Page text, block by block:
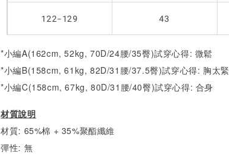
122-129 43
*小編A(162cm, 52kg, 70D/24腰/35臀)試穿心得: 微鬆
*小編B(158cm, 61kg, 82D/31腰/37.5臀)試穿心得: 胸太緊
*小編C(158cm, 67kg, 80D/31腰/40臀)試穿心得: 合身
材質說明
材質: 65%棉 + 35%聚酯纖維
彈性: 無